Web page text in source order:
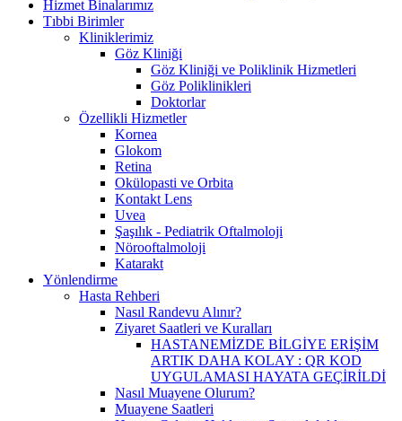
Hizmet Binalarımız
Tıbbi Birimler
Kliniklerimiz
Göz Kliniği
Göz Kliniği ve Poliklinik Hizmetleri
Göz Poliklinikleri
Doktorlar
Özellikli Hizmetler
Kornea
Glokom
Retina
Okülopasti ve Orbita
Kontakt Lens
Uvea
Şaşılık - Pediatrik Oftalmoloji
Nörooftalmoloji
Katarakt
Yönlendirme
Hasta Rehberi
Nasıl Randevu Alınır?
Ziyaret Saatleri ve Kuralları
HASTANEMİZDE BİLGİYE ERİŞİM
ARTIK DAHA KOLAY : QR KOD
UYGULAMASI HAYATA GEÇİRİLDİ
Nasıl Muayene Olurum?
Muayene Saatleri